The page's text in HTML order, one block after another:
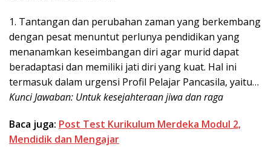
1. Tantangan dan perubahan zaman yang berkembang
dengan pesat menuntut perlunya pendidikan yang
menanamkan keseimbangan diri agar murid dapat
beradaptasi dan memiliki jati diri yang kuat. Hal ini
termasuk dalam urgensi Profil Pelajar Pancasila, yaitu…
Kunci Jawaban: Untuk kesejahteraan jiwa dan raga
Baca juga: Post Test Kurikulum Merdeka Modul 2,
Mendidik dan Mengajar